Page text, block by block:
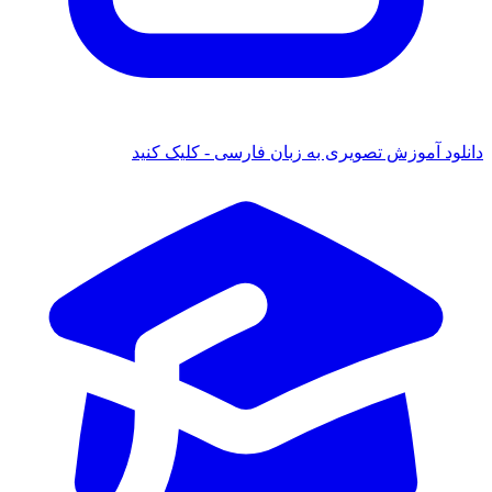
آموزش تصویری به زبان فارسی - کلیک کنید